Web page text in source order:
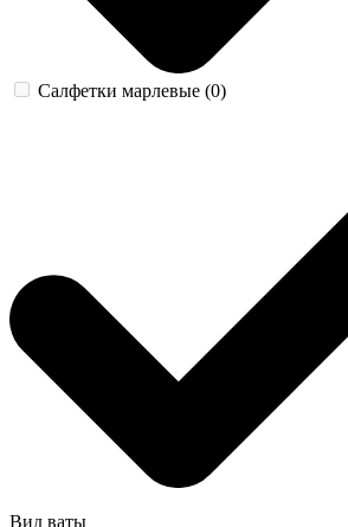
Салфетки марлевые (0)
Вид ваты